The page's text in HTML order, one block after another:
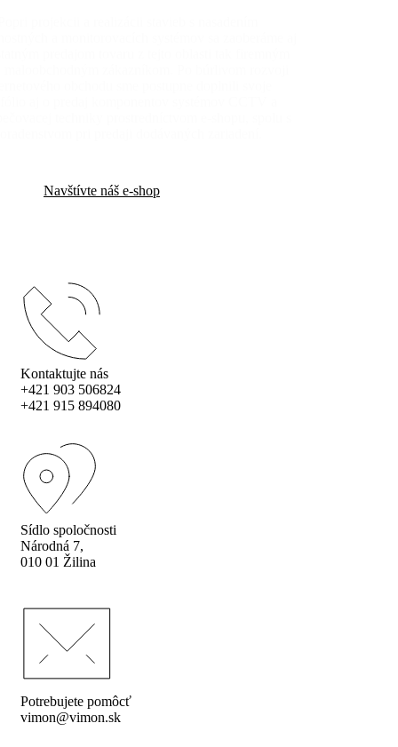
Navštívte náš e-shop
Kontaktujte nás
+421 903 506824
+421 915 894080
Sídlo spoločnosti
Národná 7,
010 01 Žilina
Potrebujete pomôcť
vimon@vimon.sk